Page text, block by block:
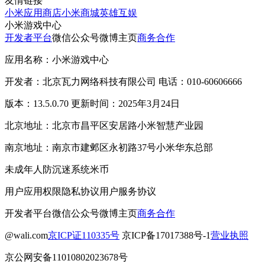
小米应用商店小米商城英雄互娱
小米游戏中心
开发者平台微信公众号微博主页商务合作
应用名称：小米游戏中心
开发者：北京瓦力网络科技有限公司 电话：010-60606666
版本：13.5.0.70 更新时间：2025年3月24日
北京地址：北京市昌平区安居路小米智慧产业园
南京地址：南京市建邺区永初路37号小米华东总部
未成年人防沉迷系统米币
用户应用权限隐私协议用户服务协议
开发者平台微信公众号微博主页商务合作
@wali.com京ICP证110335号 京ICP备17017388号-1营业执照
京公网安备11010802023678号